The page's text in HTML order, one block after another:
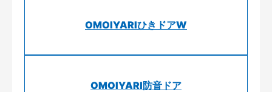
OMOIYARIひきドアW
OMOIYARI防音ドア